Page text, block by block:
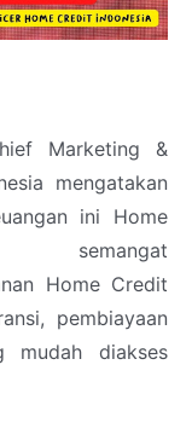
Marketing &
mengatakan
ini Home
semangat
Home Credit
pembiayaan
mudah diakses